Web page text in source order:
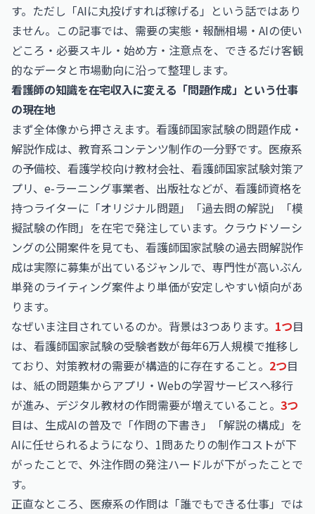
す。ただし「AIに丸投げすれば稼げる」という話ではあり
ません。この記事では、需要の実態・報酬相場・AIの使い
どころ・必要スキル・始め方・注意点を、できるだけ客観
的なデータと市場動向に沿って整理します。
看護師の知識を在宅収入に変える「問題作成」という仕事
の現在地
まず全体像から押さえます。看護師国家試験の問題作成・
解説作成は、教育系コンテンツ制作の一分野です。医療系
の予備校、看護学校向け教材会社、看護師国家試験対策ア
プリ、e-ラーニング事業者、出版社などが、看護師資格を
持つライターに「オリジナル問題」「過去問の解説」「模
擬試験の作問」を在宅で発注しています。クラウドソーシ
ングの公開案件を見ても、看護師国家試験の過去問解説作
成は実際に募集が出ているジャンルで、専門性が高いぶん
単発のライティング案件より単価が安定しやすい傾向があ
ります。
なぜいま注目されているのか。背景は3つあります。 1つ目
は、看護師国家試験の受験者数が毎年6万人規模で推移し
ており、対策教材の需要が構造的に存在すること。 2つ目
は、紙の問題集からアプリ・Webの学習サービスへ移行
が進み、デジタル教材の作問需要が増えていること。 3つ
目は、生成AIの普及で「作問の下書き」「解説の構成」を
AIに任せられるようになり、1問あたりの制作コストが下
がったことで、外注作問の発注ハードルが下がったことで
す。
正直なところ、医療系の作問は「誰でもできる仕事」では